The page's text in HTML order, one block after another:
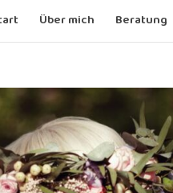
Über mich Beratung